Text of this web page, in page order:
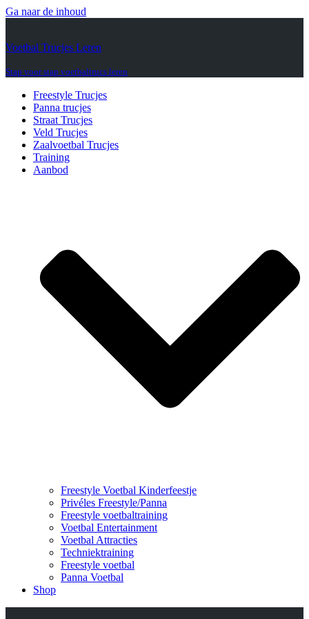
Ga naar de inhoud
Voetbal Trucjes Leren
Stap voor stap voetbaltrucs leren
Freestyle Trucjes
Panna trucjes
Straat Trucjes
Veld Trucjes
Zaalvoetbal Trucjes
Training
Aanbod
Freestyle Voetbal Kinderfeestje
Privéles Freestyle/Panna
Freestyle voetbaltraining
Voetbal Entertainment
Voetbal Attracties
Techniektraining
Freestyle voetbal
Panna Voetbal
Shop